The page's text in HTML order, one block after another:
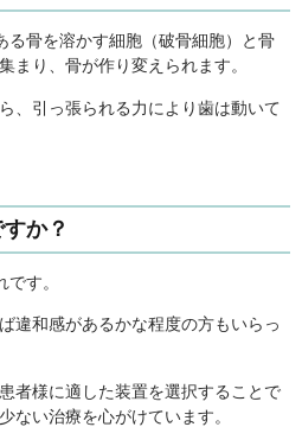
る骨を溶かす細胞（破骨細胞）と骨
まり、骨が作り変えられます。
、引っ張られる力により歯は動いて
か？
す。
違和感があるかな程度の方もいらっ
者様に適した装置を選択することで
ない治療を心がけています。